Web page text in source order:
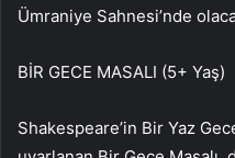
Ümraniye Sahnesi’nde
BİR GECE MASALI (5+ Yaş)
Shakespeare’in Bir Yaz